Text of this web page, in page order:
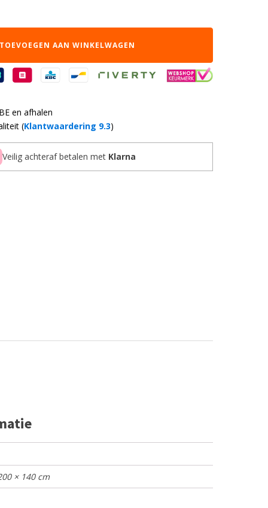
TOEVOEGEN AAN WINKELWAGEN
en afhalen
(Klantwaardering 9.3)
Veilig achteraf betalen met Klarna
× 140 cm